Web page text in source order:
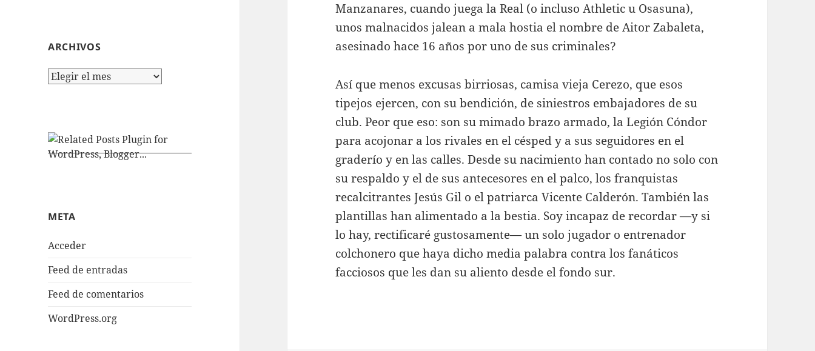
ARCHIVOS
Archivos
META
Acceder
Feed de entradas
Feed de comentarios
WordPress.org
Manzanares, cuando juega la Real (o incluso Athletic u Osasuna),
unos malnacidos jalean a mala hostia el nombre de Aitor Zabaleta,
asesinado hace 16 años por uno de sus criminales?
Así que menos excusas birriosas, camisa vieja Cerezo, que esos
tipejos ejercen, con su bendición, de siniestros embajadores de su
club. Peor que eso: son su mimado brazo armado, la Legión Cóndor
para acojonar a los rivales en el césped y a sus seguidores en el
graderío y en las calles. Desde su nacimiento han contado no solo con
su respaldo y el de sus antecesores en el palco, los franquistas
recalcitrantes Jesús Gil o el patriarca Vicente Calderón. También las
plantillas han alimentado a la bestia. Soy incapaz de recordar —y si
lo hay, rectificaré gustosamente— un solo jugador o entrenador
colchonero que haya dicho media palabra contra los fanáticos
facciosos que les dan su aliento desde el fondo sur.